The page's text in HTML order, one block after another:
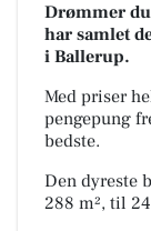
Drømmer
har samlet
i Ballerup.
Med priser
pengepung
bedste.
Den dyreste
288 m², til